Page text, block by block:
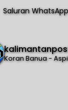
Saluran WhatsApp
Koran Banua -